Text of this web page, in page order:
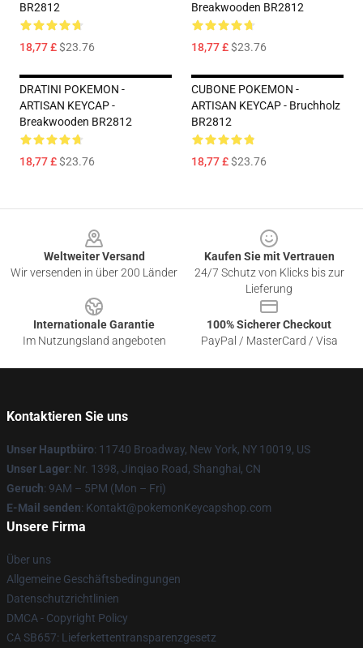
BR2812
18,77 £$23.76
Breakwooden BR2812
18,77 £$23.76
DRATINI POKEMON -
ARTISAN KEYCAP -
Breakwooden BR2812
18,77 £$23.76
CUBONE POKEMON -
ARTISAN KEYCAP - Bruchholz
BR2812
18,77 £$23.76
Weltweiter Versand
Wir versenden in über 200 Länder
Kaufen Sie mit Vertrauen
24/7 Schutz von Klicks bis zur
Lieferung
Internationale Garantie
Im Nutzungsland angeboten
100% Sicherer Checkout
PayPal / MasterCard / Visa
Kontaktieren Sie uns
Unser Hauptbüro: 11740 Broadway, New York, NY 10019, US
Unser Lager: Nr. 1398, Jinqiao Road, Shanghai, CN
Geruch: 9AM – 5PM (Mon – Fri)
E-Mail senden: Kontakt@pokemonKeycapshop.com
Unsere Firma
Über uns
Allgemeine Geschäftsbedingungen
Datenschutzrichtlinien
DMCA - Copyright Policy
CA SB657: Lieferkettentransparenzgesetz